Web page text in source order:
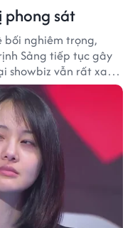
phong sát
bối nghiêm trọng,
Sảng tiếp tục gây
showbiz vẫn rất xa